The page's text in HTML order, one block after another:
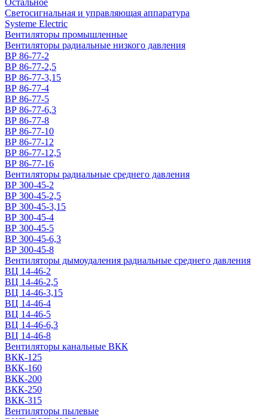
Остальное
Светосигнальная и управляющая аппаратура
Systeme Electric
Вентиляторы промышленные
Вентиляторы радиальные низкого давления
ВР 86-77-2
ВР 86-77-2,5
ВР 86-77-3,15
ВР 86-77-4
ВР 86-77-5
ВР 86-77-6,3
ВР 86-77-8
ВР 86-77-10
ВР 86-77-12
ВР 86-77-12,5
ВР 86-77-16
Вентиляторы радиальные среднего давления
ВР 300-45-2
ВР 300-45-2,5
ВР 300-45-3,15
ВР 300-45-4
ВР 300-45-5
ВР 300-45-6,3
ВР 300-45-8
Вентиляторы дымоудаления радиальные среднего давления
ВЦ 14-46-2
ВЦ 14-46-2,5
ВЦ 14-46-3,15
ВЦ 14-46-4
ВЦ 14-46-5
ВЦ 14-46-6,3
ВЦ 14-46-8
Вентиляторы канальные ВКК
ВКК-125
ВКК-160
ВКК-200
ВКК-250
ВКК-315
Вентиляторы пылевые